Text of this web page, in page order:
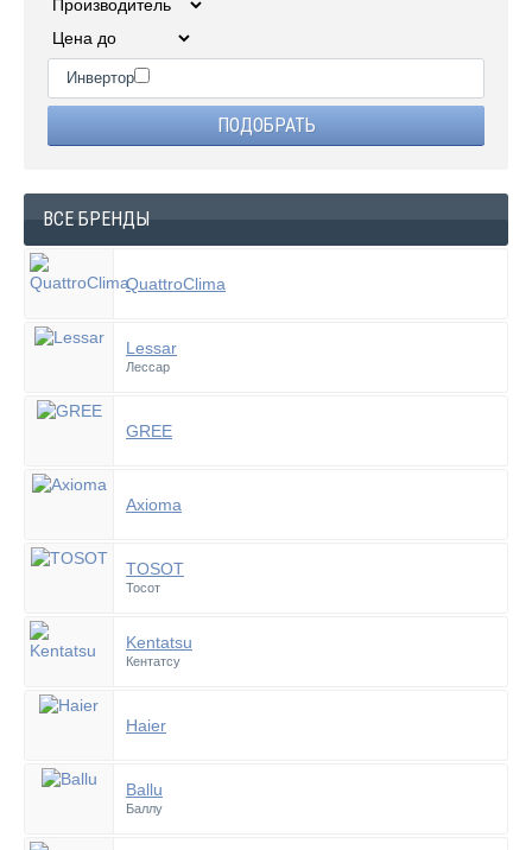
Инвертор
ВСЕ БРЕНДЫ
QuattroClima
Lessar
Лессар
GREE
Axioma
TOSOT
Тосот
Kentatsu
Кентатсу
Haier
Ballu
Баллу